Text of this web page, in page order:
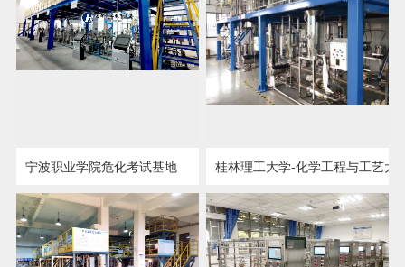
点击详情
宁波职业学院危化考试基地 点击详情
桂林理工大学-化学工程与工艺大